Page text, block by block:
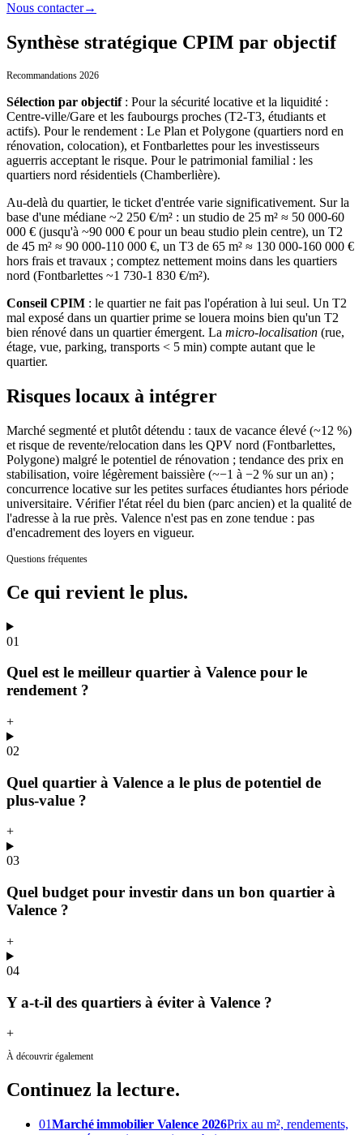
Nous contacter→
Synthèse stratégique CPIM par objectif
Recommandations 2026
Sélection par objectif: Pour la sécurité locative et la liquidité :
Centre-ville/Gare et les faubourgs proches (T2-T3, étudiants et
actifs). Pour le rendement : Le Plan et Polygone (quartiers nord en
rénovation, colocation), et Fontbarlettes pour les investisseurs
aguerris acceptant le risque. Pour le patrimonial familial : les
quartiers nord résidentiels (Chamberlière).
Au-delà du quartier, le ticket d'entrée varie significativement. Sur la
base d'une médiane ~2 250 €/m² : un studio de 25 m² ≈ 50 000-60
000 € (jusqu'à ~90 000 € pour un beau studio plein centre), un T2
de 45 m² ≈ 90 000-110 000 €, un T3 de 65 m² ≈ 130 000-160 000 €
hors frais et travaux ; comptez nettement moins dans les quartiers
nord (Fontbarlettes ~1 730-1 830 €/m²).
Conseil CPIM : le quartier ne fait pas l'opération à lui seul. Un T2
mal exposé dans un quartier prime se louera moins bien qu'un T2
bien rénové dans un quartier émergent. La micro-localisation (rue,
étage, vue, parking, transports < 5 min) compte autant que le
quartier.
Risques locaux à intégrer
Marché segmenté et plutôt détendu : taux de vacance élevé (~12 %)
et risque de revente/relocation dans les QPV nord (Fontbarlettes,
Polygone) malgré le potentiel de rénovation ; tendance des prix en
stabilisation, voire légèrement baissière (~−1 à −2 % sur un an) ;
concurrence locative sur les petites surfaces étudiantes hors période
universitaire. Vérifier l'état réel du bien (parc ancien) et la qualité de
l'adresse à la rue près. Valence n'est pas en zone tendue : pas
d'encadrement des loyers en vigueur.
Questions fréquentes
Ce qui revient le plus.
01
Quel est le meilleur quartier à Valence pour le
rendement ?
+
02
Quel quartier à Valence a le plus de potentiel de
plus-value ?
+
03
Quel budget pour investir dans un bon quartier à
Valence ?
+
04
Y a-t-il des quartiers à éviter à Valence ?
+
À découvrir également
Continuez la lecture.
01Marché immobilier Valence 2026Prix au m², rendements,